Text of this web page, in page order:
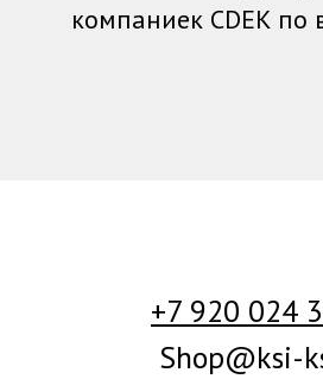
компаниек CDEK по
+7 920 024
Shop@ksi-